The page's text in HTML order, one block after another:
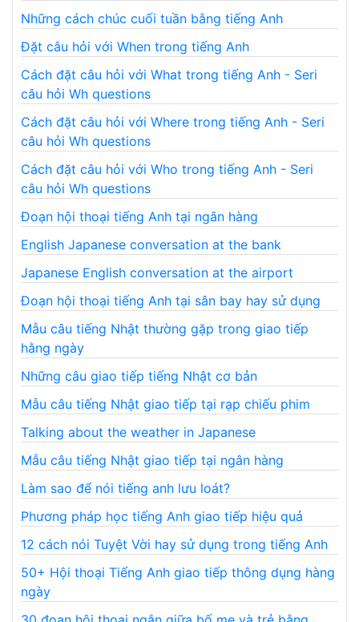
Những cách chúc cuối tuần bằng tiếng Anh
Đặt câu hỏi với When trong tiếng Anh
Cách đặt câu hỏi với What trong tiếng Anh - Seri
câu hỏi Wh questions
Cách đặt câu hỏi với Where trong tiếng Anh - Seri
câu hỏi Wh questions
Cách đặt câu hỏi với Who trong tiếng Anh - Seri
câu hỏi Wh questions
Đoạn hội thoại tiếng Anh tại ngân hàng
English Japanese conversation at the bank
Japanese English conversation at the airport
Đoạn hội thoại tiếng Anh tại sân bay hay sử dụng
Mẫu câu tiếng Nhật thường gặp trong giao tiếp
hằng ngày
Những câu giao tiếp tiếng Nhật cơ bản
Mẫu câu tiếng Nhật giao tiếp tại rạp chiếu phim
Talking about the weather in Japanese
Mẫu câu tiếng Nhật giao tiếp tại ngân hàng
Làm sao để nói tiếng anh lưu loát?
Phương pháp học tiếng Anh giao tiếp hiệu quả
12 cách nói Tuyệt Vời hay sử dụng trong tiếng Anh
50+ Hội thoại Tiếng Anh giao tiếp thông dụng hàng
ngày